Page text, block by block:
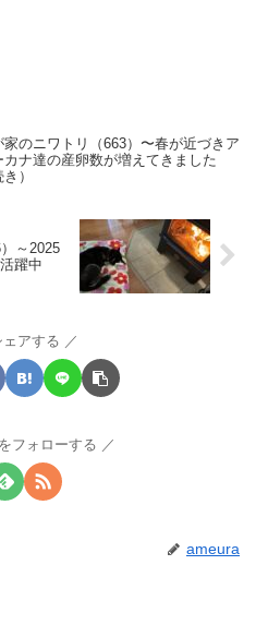
家のニワトリ（663）〜春が近づきア
カナ達の産卵数が増えてきました
き）
～2025
躍中
ェアする
フォローする
ameura